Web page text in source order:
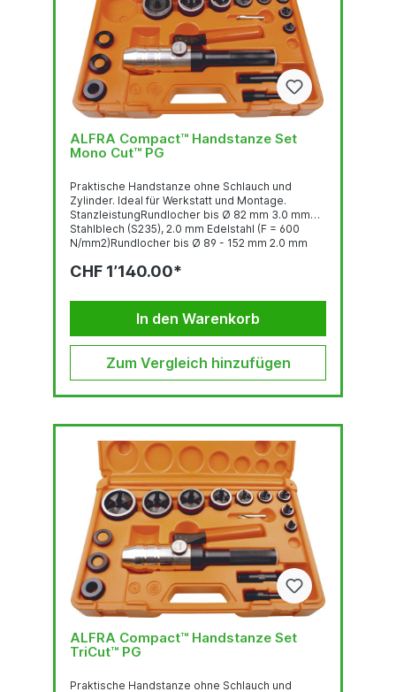
ALFRA Compact™ Handstanze Set
Mono Cut™ PG
Praktische Handstanze ohne Schlauch und
Zylinder. Ideal für Werkstatt und Montage.
StanzleistungRundlocher bis Ø 82 mm 3.0 mm
Stahlblech (S235), 2.0 mm Edelstahl (F = 600
N/mm2)Rundlocher bis Ø 89 - 152 mm 2.0 mm
N/mm2)Quadratlocher bis 68 x 68 mm 3.0 mm
N/mm2)Quadratlocher bis 92 x 92 2.0 mm
Stahlblech (S235), 1.5 mm Edelstahl (F = 600
N/mm2)Stanzkraft:...
CHF 1’140.00*
In den Warenkorb
Zum Vergleich hinzufügen
ALFRA Compact™ Handstanze Set
TriCut™ PG
Praktische Handstanze ohne Schlauch und